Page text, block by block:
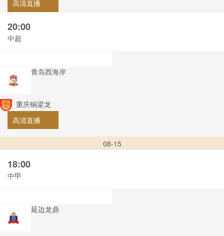
高清直播
20:00
中超
青岛西海岸
重庆铜梁龙
高清直播
08-15
18:00
中甲
延边龙鼎